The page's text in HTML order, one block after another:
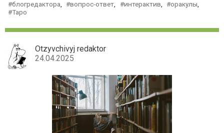
блогредактора вопрос-ответ интерактив оракулы
Таро
Otzyvchivyj redaktor
24.04.2025